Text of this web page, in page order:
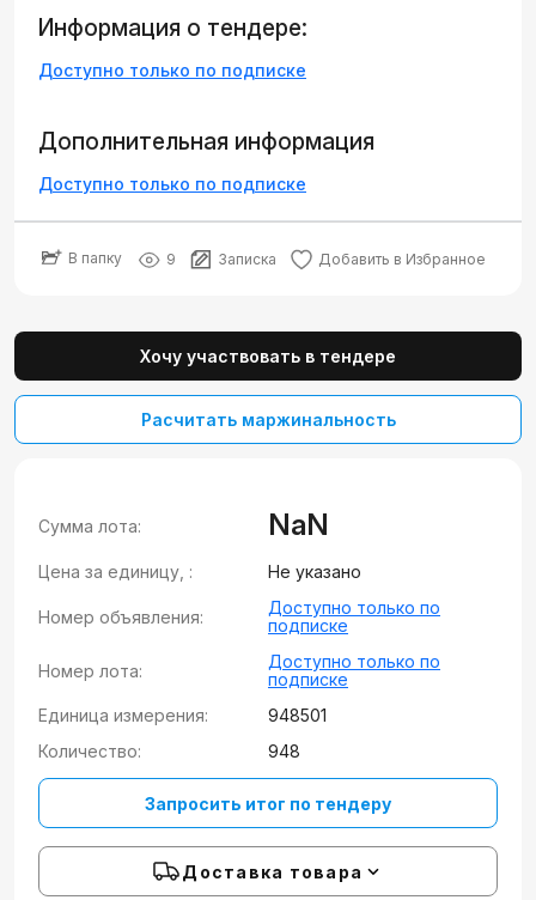
Информация о тендере:
Доступно только по подписке
Дополнительная информация
Доступно только по подписке
В папку 9 Записка Добавить в Избранное
Хочу участвовать в тендере
Расчитать маржинальность
Сумма лота: NaN
Цена за единицу, : Не указано
Номер объявления:
Доступно только по
подписке
Номер лота:
Доступно только по
подписке
Единица измерения:
948501
Количество:
948
Запросить итог по тендеру
Доставка товара